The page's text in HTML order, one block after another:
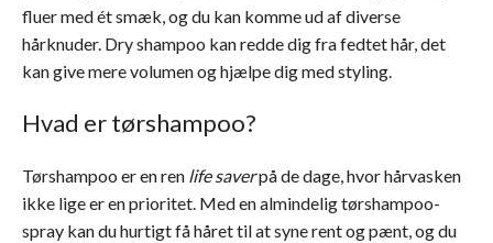
fluer med ét smæk, og du kan komme ud af diverse
hårknuder. Dry shampoo kan redde dig fra fedtet hår, det
kan give mere volumen og hjælpe dig med styling.
Hvad er tørshampoo?
Tørshampoo er en ren life saverpå de dage, hvor hårvasken
ikke lige er en prioritet. Med en almindelig tørshampoo-
spray kan du hurtigt få håret til at syne rent og pænt, og du